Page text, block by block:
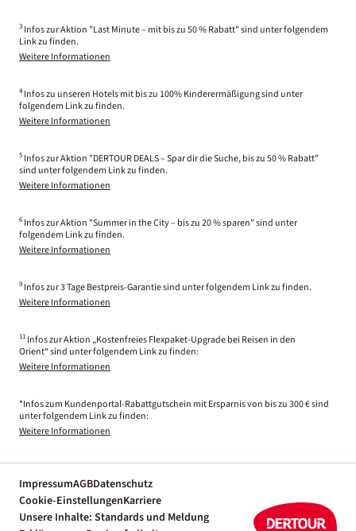
3 Infos zur Aktion "Last Minute – mit bis zu 50 % Rabatt" sind unter folgendem
Link zu finden.
Weitere Informationen
4 Infos zu unseren Hotels mit bis zu 100% Kinderermäßigung sind unter
folgendem Link zu finden.
Weitere Informationen
5 Infos zur Aktion "DERTOUR DEALS – Spar dir die Suche, bis zu 50 % Rabatt"
sind unter folgendem Link zu finden.
Weitere Informationen
6 Infos zur Aktion "Summer in the City – bis zu 20 % sparen" sind unter
folgendem Link zu finden.
Weitere Informationen
9 Infos zur 3 Tage Bestpreis-Garantie sind unter folgendem Link zu finden.
Weitere Informationen
11 Infos zur Aktion „Kostenfreies Flexpaket-Upgrade bei Reisen in den
Orient“ sind unter folgendem Link zu finden:
Weitere Informationen
*Infos zum Kundenportal-Rabattgutschein mit Ersparnis von bis zu 300 € sind
unter folgendem Link zu finden:
Weitere Informationen
ImpressumAGBDatenschutz
Cookie-EinstellungenKarriere
Unsere Inhalte: Standards und Meldung